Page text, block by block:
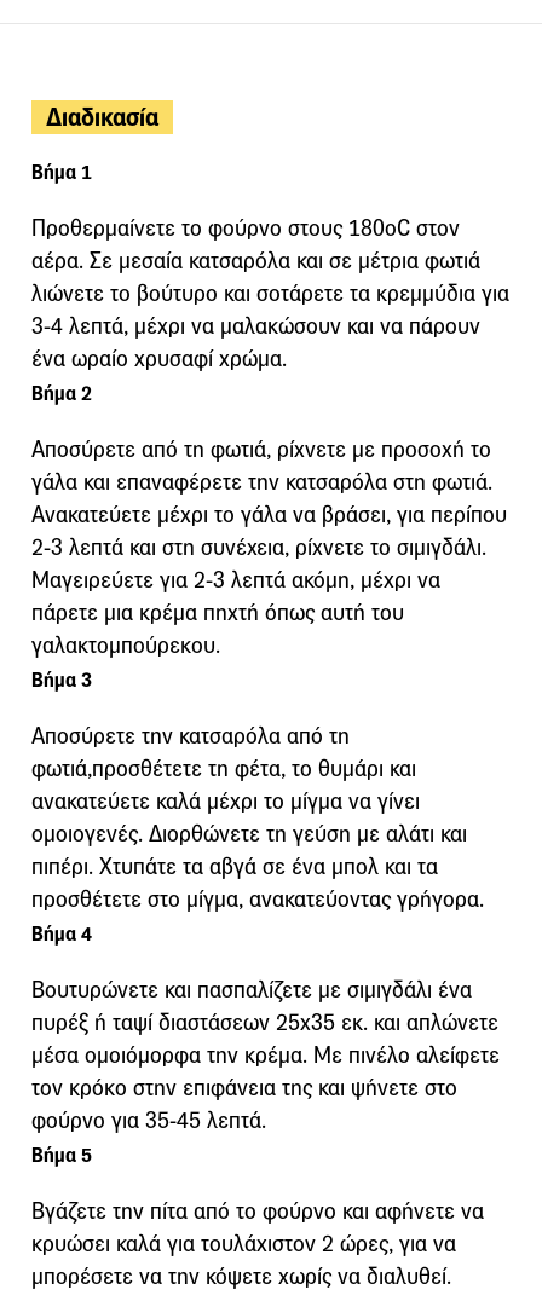
Διαδικασία
Βήμα 1
Προθερμαίνετε το φούρνο στους 180oC στον
αέρα. Σε μεσαία κατσαρόλα και σε μέτρια φωτιά
λιώνετε το βούτυρο και σοτάρετε τα κρεμμύδια για
3-4 λεπτά, μέχρι να μαλακώσουν και να πάρουν
ένα ωραίο χρυσαφί χρώμα.
Βήμα 2
Αποσύρετε από τη φωτιά, ρίχνετε με προσοχή το
γάλα και επαναφέρετε την κατσαρόλα στη φωτιά.
Ανακατεύετε μέχρι το γάλα να βράσει, για περίπου
2-3 λεπτά και στη συνέχεια, ρίχνετε το σιμιγδάλι.
Μαγειρεύετε για 2-3 λεπτά ακόμη, μέχρι να
πάρετε μια κρέμα πηχτή όπως αυτή του
γαλακτομπούρεκου.
Βήμα 3
Αποσύρετε την κατσαρόλα από τη
φωτιά,προσθέτετε τη φέτα, το θυμάρι και
ανακατεύετε καλά μέχρι το μίγμα να γίνει
ομοιογενές. Διορθώνετε τη γεύση με αλάτι και
πιπέρι. Χτυπάτε τα αβγά σε ένα μπολ και τα
προσθέτετε στο μίγμα, ανακατεύοντας γρήγορα.
Βήμα 4
Βουτυρώνετε και πασπαλίζετε με σιμιγδάλι ένα
πυρέξ ή ταψί διαστάσεων 25x35 εκ. και απλώνετε
μέσα ομοιόμορφα την κρέμα. Με πινέλο αλείφετε
τον κρόκο στην επιφάνεια της και ψήνετε στο
φούρνο για 35-45 λεπτά.
Βήμα 5
Βγάζετε την πίτα από το φούρνο και αφήνετε να
κρυώσει καλά για τουλάχιστον 2 ώρες, για να
μπορέσετε να την κόψετε χωρίς να διαλυθεί.